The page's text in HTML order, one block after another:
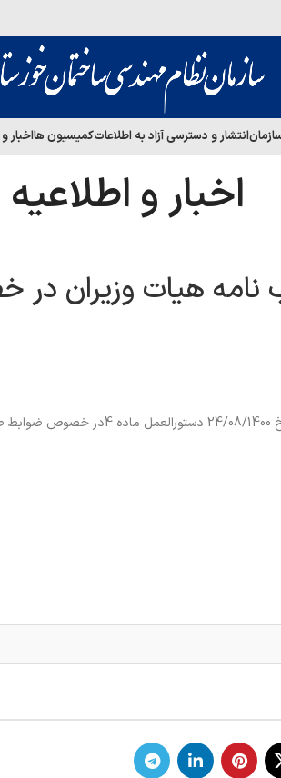
انتشار و دسترسی آزاد به اطلاعاتکمیسیون هااخبار
اخبار و
ماده 4 تصویب نامه هیات
در اجرای تصویب نامه هیات وزیران به شماره 93876/ت